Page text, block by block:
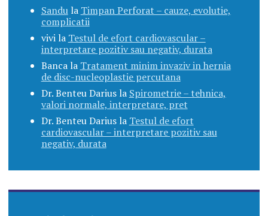
Sandula Timpan Perforat – cauze, evolutie,
complicatii
vivila Testul de efort cardiovascular –
interpretare pozitiv sau negativ, durata
Bancala Tratament minim invaziv in hernia
de disc-nucleoplastie percutana
Dr. Benteu Dariusla Spirometrie – tehnica,
valori normale, interpretare, pret
Dr. Benteu Dariusla Testul de efort
cardiovascular – interpretare pozitiv sau
negativ, durata